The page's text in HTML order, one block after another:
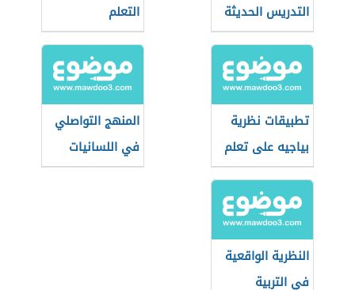
التدريس الحديثة
التعلم
تطبيقات نظرية
بياجيه على تعلم
الحساب
المنهج التواصلي
في اللسانيات
التطبيقية
النظرية الواقعية
في التربية